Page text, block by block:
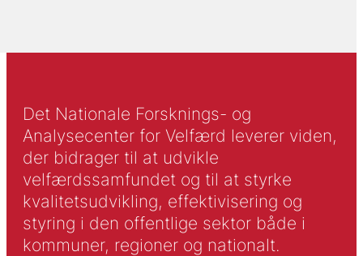
Det Nationale Forsknings- og
Analysecenter for Velfærd leverer viden,
der bidrager til at udvikle
velfærdssamfundet og til at styrke
kvalitetsudvikling, effektivisering og
styring i den offentlige sektor både i
kommuner, regioner og nationalt.